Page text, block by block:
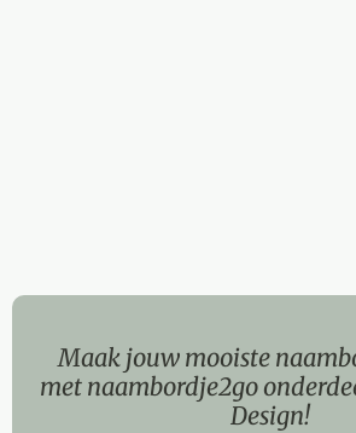
Maak jouw mooiste
met naambordje2go
Design!